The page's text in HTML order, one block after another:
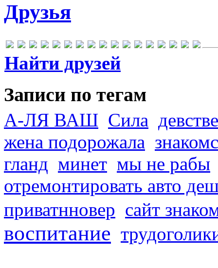
Друзья
Найти друзей
Записи по тегам
А-ЛЯ ВАШ Сила
жена подорожала
гланд минет мы не рабы
отремонтировать авто
приватнновер сайт
воспитание